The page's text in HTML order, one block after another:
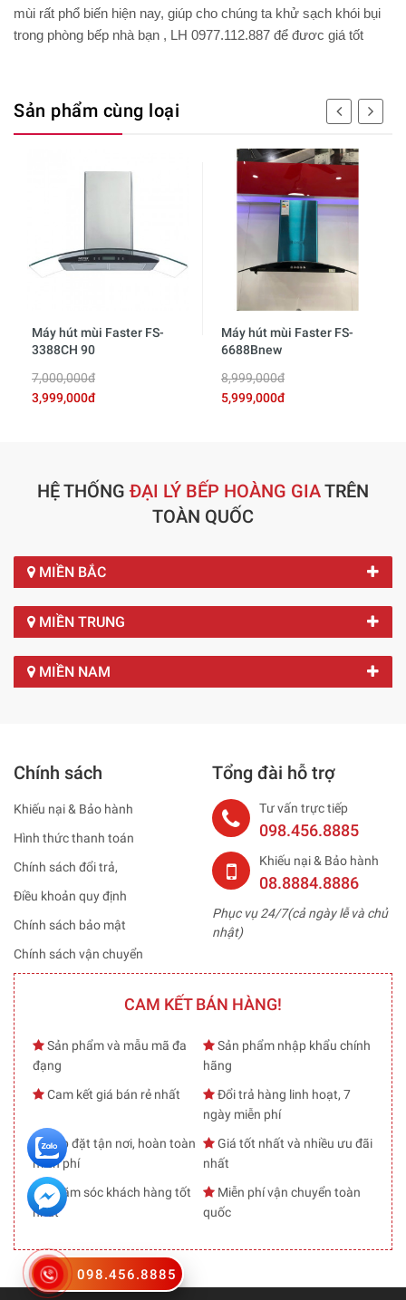
mùi rất phổ biến hiện nay, giúp cho chúng ta khử sạch khói bụi
trong phòng bếp nhà bạn , LH 0977.112.887 để đươc giá tốt
Sản phẩm cùng loại
Máy hút mùi Faster FS-
3388CH 90
7,000,000đ
3,999,000đ
Máy hút mùi Faster FS-
6688Bnew
8,999,000đ
5,999,000đ
HỆ THỐNG ĐẠI LÝ BẾP HOÀNG GIATRÊN
TOÀN QUỐC
MIỀN BẮC
MIỀN TRUNG
MIỀN NAM
Chính sách
Khiếu nại & Bảo hành
Hình thức thanh toán
Chính sách đổi trả,
Điều khoản quy định
Chính sách bảo mật
Chính sách vận chuyển
Tổng đài hỗ trợ
Tư vấn trực tiếp
098.456.8885
Khiếu nại & Bảo hành
08.8884.8886
Phục vụ 24/7(cả ngày lễ và chủ
nhật)
CAM KẾT BÁN HÀNG!
Sản phẩm và mẫu mã đa
đạng
Sản phẩm nhập khẩu chính
hãng
Cam kết giá bán rẻ nhất
Đổi trả hàng linh hoạt, 7
ngày miễn phí
Lắp đặt tận nơi, hoàn toàn
miễn phí
Giá tốt nhất và nhiều ưu đãi
nhất
Chăm sóc khách hàng tốt
nhất
Miễn phí vận chuyển toàn
quốc
098.456.8885